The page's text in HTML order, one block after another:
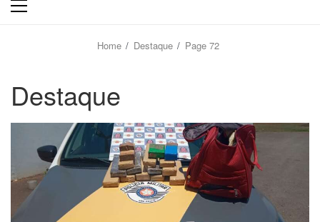
Primary
Home Destaque Page 72
Destaque